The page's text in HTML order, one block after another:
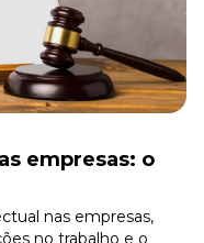
empresas: o
nas empresas,
no trabalho e o